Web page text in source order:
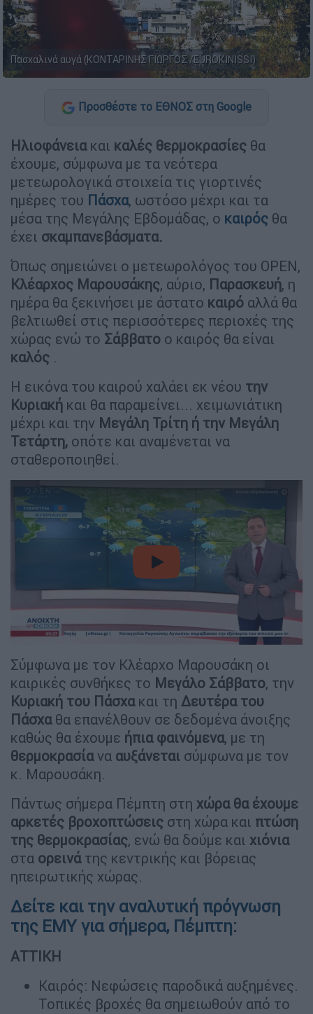
Πασχαλινά αυγά (ΚΟΝΤΑΡΙΝΗΣ ΓΙΩΡΓΟΣ /EUROKINISSI)
Προσθέστε το ΕΘΝΟΣ στη Google
Ηλιοφάνειακαι καλές θερμοκρασίες θα
έχουμε, σύμφωνα με τα νεότερα
μετεωρολογικά στοιχεία τις γιορτινές
ημέρες του Πάσχα, ωστόσο μέχρι και τα
μέσα της Μεγάλης Εβδομάδας, ο καιρός θα
έχει σκαμπανεβάσματα.
Όπως σημειώνει ο μετεωρολόγος του OPEN,
Κλέαρχος Μαρουσάκης, αύριο, Παρασκευή, η
ημέρα θα ξεκινήσει με άστατο καιρό αλλά θα
βελτιωθεί στις περισσότερες περιοχές της
χώρας ενώ το Σάββατο ο καιρός θα είναι
καλός .
Η εικόνα του καιρού χαλάει εκ νέου την
Κυριακή και θα παραμείνει... χειμωνιάτικη
μέχρι και την Μεγάλη Τρίτη ή την Μεγάλη
Τετάρτη, οπότε και αναμένεται να
σταθεροποιηθεί.
video
Σύμφωνα με τον Κλέαρχο Μαρουσάκη οι
καιρικές συνθήκες το Μεγάλο Σάββατο, την
Κυριακή του Πάσχακαι τη Δευτέρα του
Πάσχαθα επανέλθουν σε δεδομένα άνοιξης
καθώς θα έχουμε ήπια φαινόμενα, με τη
θερμοκρασίανα αυξάνεται σύμφωνα με τον
κ. Μαρουσάκη.
Πάντως σήμερα Πέμπτη στη χώρα θα έχουμε
αρκετές βροχοπτώσεις στη χώρα και πτώση
της θερμοκρασίας, ενώ θα δούμε και χιόνια
στα ορεινάτης κεντρικής και βόρειας
ηπειρωτικής χώρας.
Δείτε και την αναλυτική πρόγνωση
της ΕΜΥ για σήμερα, Πέμπτη:
ΑΤΤΙΚΗ
Καιρός: Νεφώσεις παροδικά αυξημένες.
Τοπικές βροχές θα σημειωθούν από το